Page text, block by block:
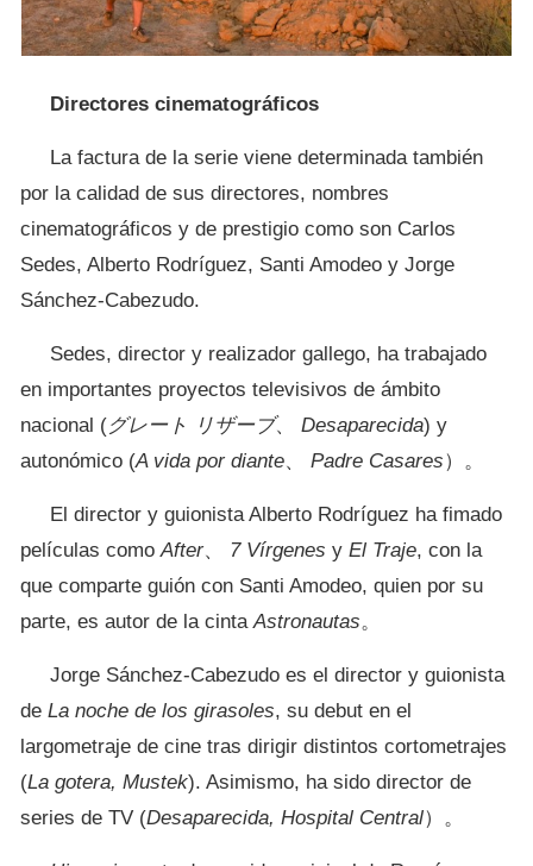
Directores cinematográficos
La factura de la serie viene determinada también
por la calidad de sus directores, nombres
cinematográficos y de prestigio como son Carlos
Sedes, Alberto Rodríguez, Santi Amodeo y Jorge
Sánchez-Cabezudo.
Sedes, director y realizador gallego, ha trabajado
en importantes proyectos televisivos de ámbito
nacional (グレート リザーブ、 Desaparecida) y
autonómico (A vida por diante、 Padre Casares）。
El director y guionista Alberto Rodríguez ha fimado
películas como After、 7 Vírgenes y El Traje, con la
que comparte guión con Santi Amodeo, quien por su
parte, es autor de la cinta Astronautas。
Jorge Sánchez-Cabezudo es el director y guionista
de La noche de los girasoles, su debut en el
largometraje de cine tras dirigir distintos cortometrajes
(La gotera, Mustek). Asimismo, ha sido director de
series de TV (Desaparecida, Hospital Central）。